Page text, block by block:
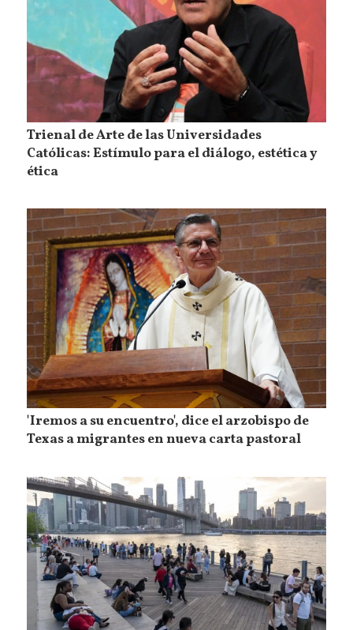
Trienal de Arte de las Universidades
Católicas: Estímulo para el diálogo, estética y
ética
'Iremos a su encuentro', dice el arzobispo de
Texas a migrantes en nueva carta pastoral